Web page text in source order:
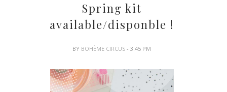
Spring kit
available/disponble !
BY BOHÈME CIRCUS- 3:45 PM